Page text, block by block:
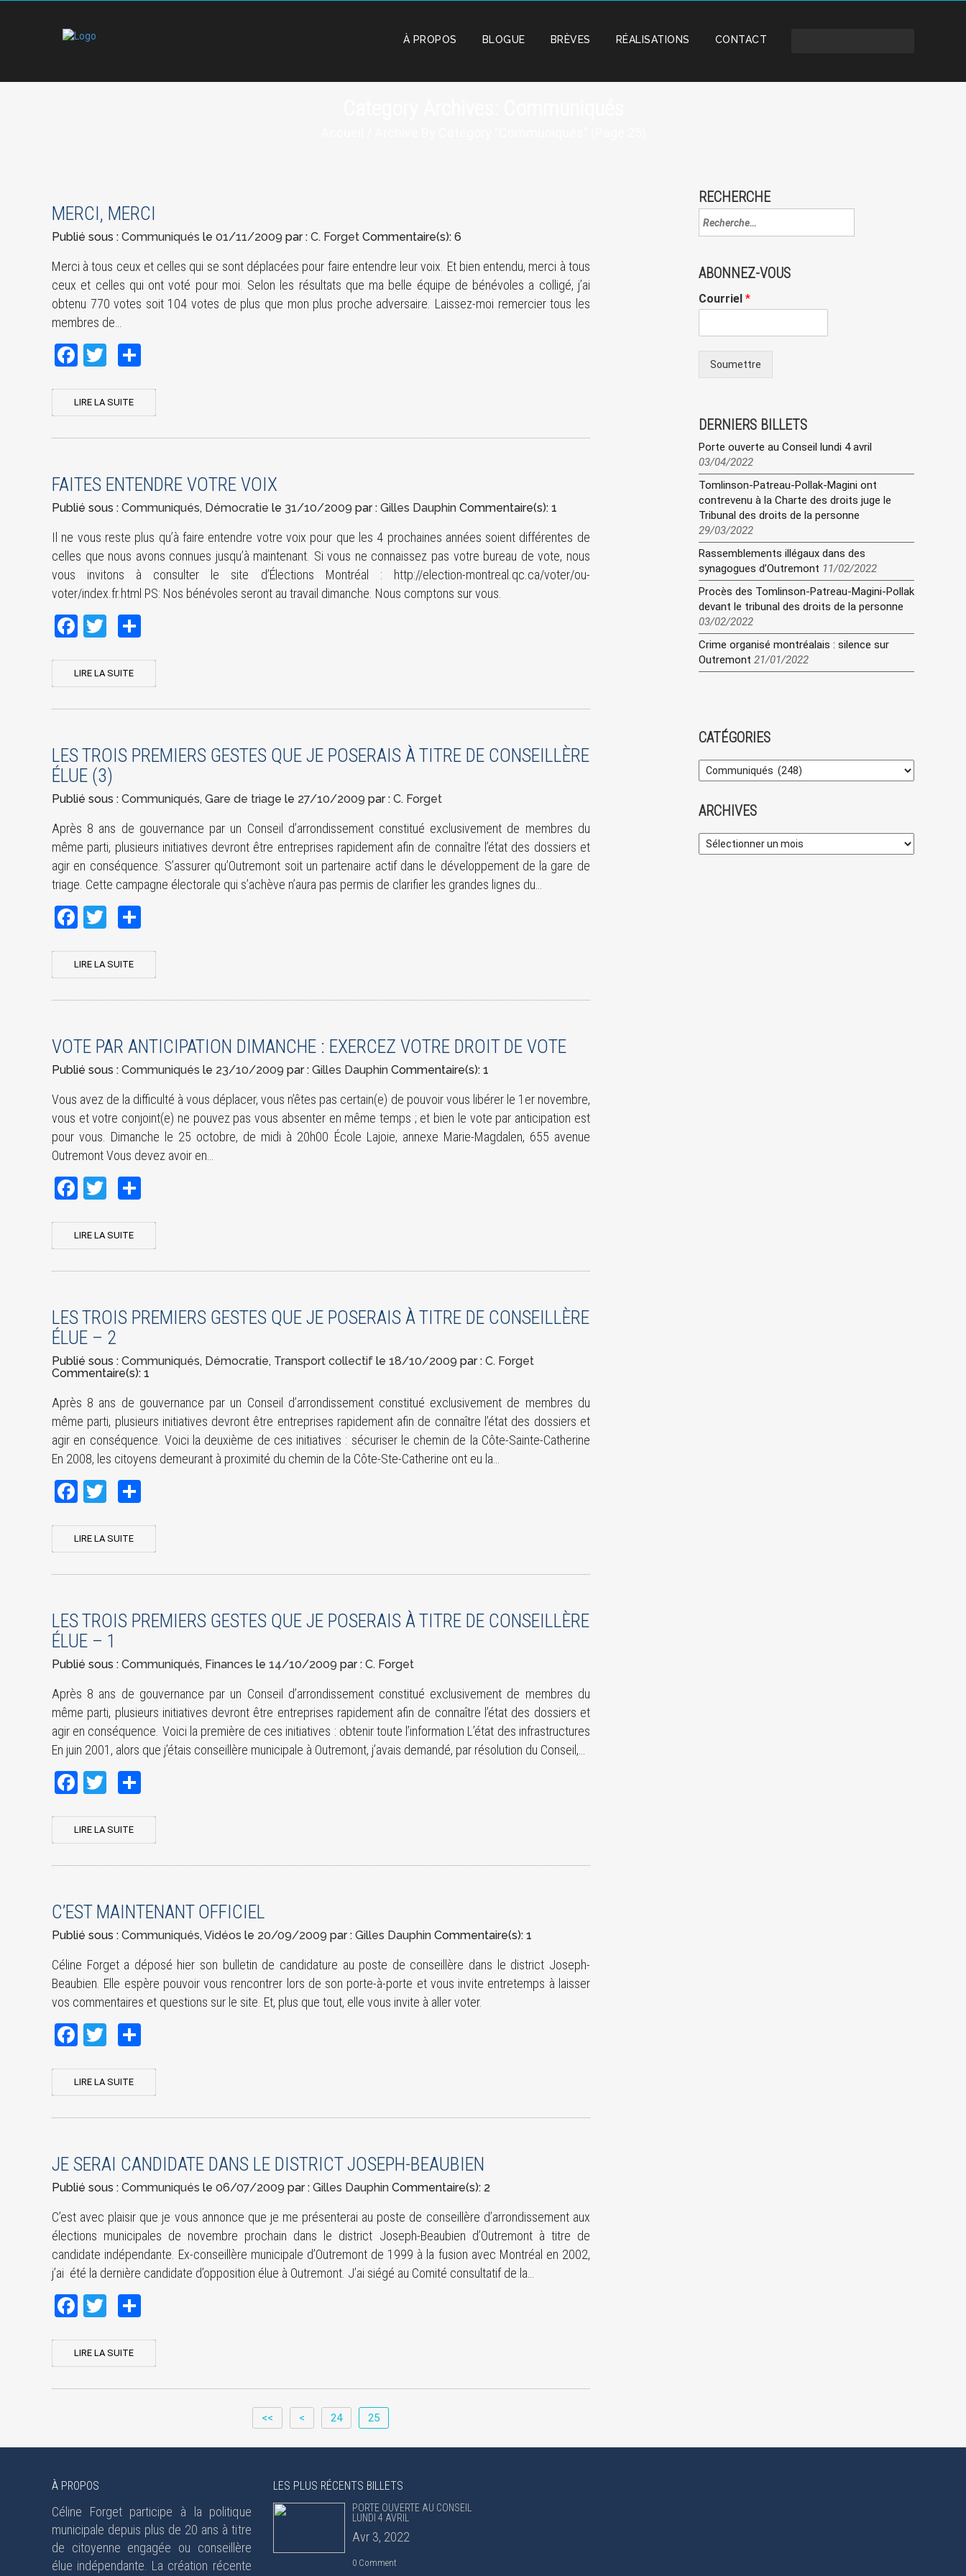
À PROPOS BLOGUE BRÈVES RÉALISATIONS CONTACT
MERCI, MERCI
Publié sous : Communiqués le 01/11/2009 par : C. Forget Commentaire(s): 6
Merci à tous ceux et celles qui se sont déplacées pour faire entendre leur voix. Et bien entendu, merci à tous
ceux et celles qui ont voté pour moi. Selon les résultats que ma belle équipe de bénévoles a colligé, j’ai
obtenu 770 votes soit 104 votes de plus que mon plus proche adversaire. Laissez-moi remercier tous les
membres de…
FacebookTwitter
LIRE LA SUITE
FAITES ENTENDRE VOTRE VOIX
Publié sous : Communiqués, Démocratie le 31/10/2009 par : Gilles Dauphin Commentaire(s): 1
Il ne vous reste plus qu’à faire entendre votre voix pour que les 4 prochaines années soient différentes de
celles que nous avons connues jusqu’à maintenant. Si vous ne connaissez pas votre bureau de vote, nous
vous invitons à consulter le site d’Élections Montréal : http://election-montreal.qc.ca/voter/ou-
voter/index.fr.html PS: Nos bénévoles seront au travail dimanche. Nous comptons sur vous.
FacebookTwitter
LIRE LA SUITE
LES TROIS PREMIERS GESTES QUE JE POSERAIS À TITRE DE CONSEILLÈRE
ÉLUE (3)
Publié sous : Communiqués, Gare de triage le 27/10/2009 par : C. Forget
Après 8 ans de gouvernance par un Conseil d’arrondissement constitué exclusivement de membres du
même parti, plusieurs initiatives devront être entreprises rapidement afin de connaître l’état des dossiers et
agir en conséquence. S’assurer qu’Outremont soit un partenaire actif dans le développement de la gare de
triage. Cette campagne électorale qui s’achève n’aura pas permis de clarifier les grandes lignes du…
FacebookTwitter
LIRE LA SUITE
VOTE PAR ANTICIPATION DIMANCHE : EXERCEZ VOTRE DROIT DE VOTE
Publié sous : Communiqués le 23/10/2009 par : Gilles Dauphin Commentaire(s): 1
Vous avez de la difficulté à vous déplacer, vous n’êtes pas certain(e) de pouvoir vous libérer le 1er novembre,
vous et votre conjoint(e) ne pouvez pas vous absenter en même temps ; et bien le vote par anticipation est
pour vous. Dimanche le 25 octobre, de midi à 20h00 École Lajoie, annexe Marie-Magdalen, 655 avenue
Outremont Vous devez avoir en…
FacebookTwitter
LIRE LA SUITE
LES TROIS PREMIERS GESTES QUE JE POSERAIS À TITRE DE CONSEILLÈRE
ÉLUE – 2
Publié sous : Communiqués, Démocratie, Transport collectif le 18/10/2009 par : C. Forget
Commentaire(s): 1
Après 8 ans de gouvernance par un Conseil d’arrondissement constitué exclusivement de membres du
même parti, plusieurs initiatives devront être entreprises rapidement afin de connaître l’état des dossiers et
agir en conséquence. Voici la deuxième de ces initiatives : sécuriser le chemin de la Côte-Sainte-Catherine
En 2008, les citoyens demeurant à proximité du chemin de la Côte-Ste-Catherine ont eu la…
FacebookTwitter
LIRE LA SUITE
LES TROIS PREMIERS GESTES QUE JE POSERAIS À TITRE DE CONSEILLÈRE
ÉLUE – 1
Publié sous : Communiqués, Finances le 14/10/2009 par : C. Forget
Après 8 ans de gouvernance par un Conseil d’arrondissement constitué exclusivement de membres du
même parti, plusieurs initiatives devront être entreprises rapidement afin de connaître l’état des dossiers et
agir en conséquence. Voici la première de ces initiatives : obtenir toute l’information L’état des infrastructures
En juin 2001, alors que j’étais conseillère municipale à Outremont, j’avais demandé, par résolution du Conseil,…
FacebookTwitter
LIRE LA SUITE
C’EST MAINTENANT OFFICIEL
Publié sous : Communiqués,Vidéos le 20/09/2009 par : Gilles Dauphin Commentaire(s): 1
Céline Forget a déposé hier son bulletin de candidature au poste de conseillère dans le district Joseph-
Beaubien. Elle espère pouvoir vous rencontrer lors de son porte-à-porte et vous invite entretemps à laisser
vos commentaires et questions sur le site. Et, plus que tout, elle vous invite à aller voter.
FacebookTwitter
LIRE LA SUITE
JE SERAI CANDIDATE DANS LE DISTRICT JOSEPH-BEAUBIEN
Publié sous : Communiqués le 06/07/2009 par : Gilles Dauphin Commentaire(s): 2
C’est avec plaisir que je vous annonce que je me présenterai au poste de conseillère d’arrondissement aux
élections municipales de novembre prochain dans le district Joseph-Beaubien d’Outremont à titre de
candidate indépendante. Ex-conseillère municipale d’Outremont de 1999 à la fusion avec Montréal en 2002,
j’ai été la dernière candidate d’opposition élue à Outremont. J’ai siégé au Comité consultatif de la…
FacebookTwitter
LIRE LA SUITE
<< < 24 25
RECHERCHE
ABONNEZ-VOUS
Courriel *
Soumettre
DERNIERS BILLETS
Porte ouverte au Conseil lundi 4 avril
03/04/2022
Tomlinson-Patreau-Pollak-Magini ont
contrevenu à la Charte des droits juge le
Tribunal des droits de la personne
29/03/2022
Rassemblements illégaux dans des
synagogues d’Outremont 11/02/2022
Procès des Tomlinson-Patreau-Magini-Pollak
devant le tribunal des droits de la personne
03/02/2022
Crime organisé montréalais : silence sur
Outremont 21/01/2022
CATÉGORIES
ARCHIVES
À PROPOS
Céline Forget participe à la politique
municipale depuis plus de 20 ans à titre
de citoyenne engagée ou conseillère
élue indépendante. La création récente
LES PLUS RÉCENTS BILLETS
PORTE OUVERTE AU CONSEIL
LUNDI 4 AVRIL
Avr 3, 2022
0 Comment